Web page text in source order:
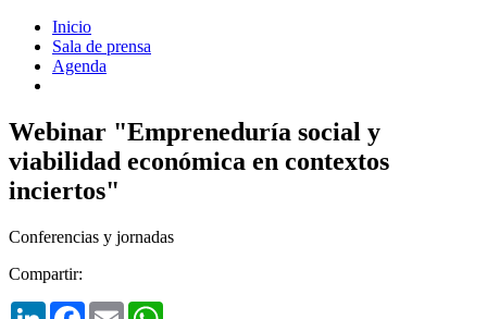
Inicio
Sala de prensa
Agenda
Webinar "Empreneduría social y
viabilidad económica en contextos
inciertos"
Conferencias y jornadas
Compartir:
LinkedInFacebook
Email